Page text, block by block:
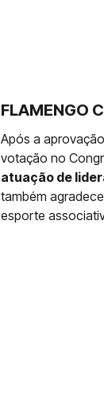
FLAMENGO
Após a
votação no
atuação de
também
esporte